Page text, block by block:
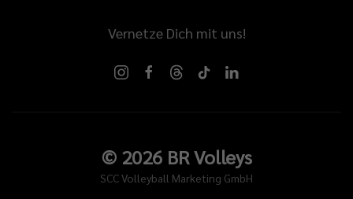
Vernetze Dich mit uns!
© 2026BR Volleys
SCC Volleyball Marketing GmbH